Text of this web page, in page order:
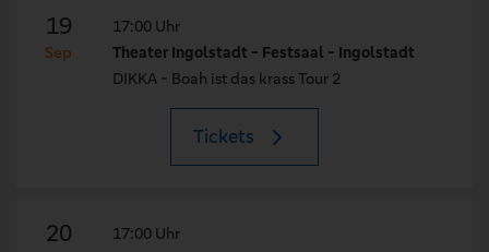
19
Sep
17:00 Uhr
Theater Ingolstadt - Festsaal - Ingolstadt
DIKKA - Boah ist das krass Tour 2
Tickets
20
17:00 Uhr